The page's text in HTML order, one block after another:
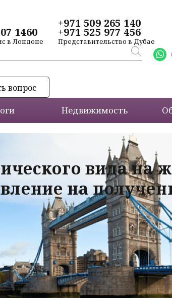
1460
в Лондоне
+971 509 265 140
+971 525 977 456
Представительство в Дубае
вопрос
Недвижимость
вида на
на